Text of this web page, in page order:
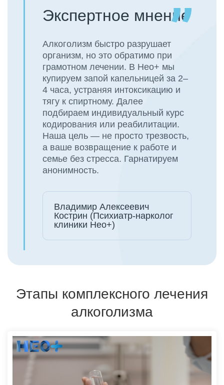
Экспертное мнение
Алкоголизм быстро разрушает
организм, но это обратимо при
грамотном лечении. В Нео+ мы
купируем запой капельницей за 2–
4 часа, устраняя интоксикацию и
тягу к спиртному. Далее
подбираем индивидуальный курс
кодирования или реабилитации.
Наша цель — не просто трезвость,
а ваше возвращение к работе и
семье без стресса. Гарнатируем
анонимность.
Владимир Алексеевич
Кострин (Психиатр-нарколог
клиники Нео+)
Этапы комплексного лечения
алкоголизма